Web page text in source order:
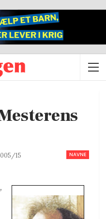
NAVNE
15